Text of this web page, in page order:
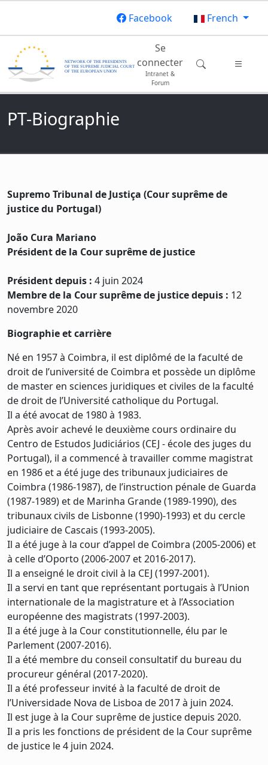
Facebook
French
Main navigation
Se
connecter
Intranet &
Forum
PT-Biographie
Supremo Tribunal de Justiça (Cour suprême de
justice du Portugal)
João Cura Mariano
Président de la Cour suprême de justice
Président depuis : 4 juin 2024
Membre de la Cour suprême de justice depuis : 12
novembre 2020
Biographie et carrière
Né en 1957 à Coimbra, il est diplômé de la faculté de
droit de l’université de Coimbra et possède un diplôme
de master en sciences juridiques et civiles de la faculté
de droit de l’Université catholique du Portugal.
Il a été avocat de 1980 à 1983.
Après avoir achevé le deuxième cours ordinaire du
Centro de Estudos Judiciários (CEJ - école des juges du
Portugal), il a commencé à travailler comme magistrat
en 1986 et a été juge des tribunaux judiciaires de
Coimbra (1986-1987), de l’instruction pénale de Guarda
(1987-1989) et de Marinha Grande (1989-1990), des
tribunaux civils de Lisbonne (1990)-1993) et du cercle
judiciaire de Cascais (1993-2005).
Il a été juge à la cour d’appel de Coimbra (2005-2006) et
à celle d’Oporto (2006-2007 et 2016-2017).
Il a enseigné le droit civil à la CEJ (1997-2001).
Il a servi en tant que représentant portugais à l’Union
internationale de la magistrature et à l’Association
européenne des magistrats (1997-2003).
Il a été juge à la Cour constitutionnelle, élu par le
Parlement (2007-2016).
Il a été membre du conseil consultatif du bureau du
procureur général (2017-2020).
Il a été professeur invité à la faculté de droit de
l’Universidade Nova de Lisboa de 2017 à juin 2024.
Il est juge à la Cour suprême de justice depuis 2020.
Il a pris les fonctions de président de la Cour suprême
de justice le 4 juin 2024.